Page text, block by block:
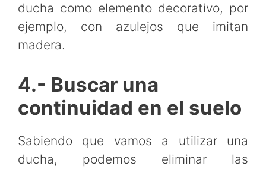
ducha como elemento decorativo, por
ejemplo, con azulejos que imitan
madera.
4.- Buscar una
continuidad en el suelo
Sabiendo que vamos a utilizar una
ducha, podemos eliminar las